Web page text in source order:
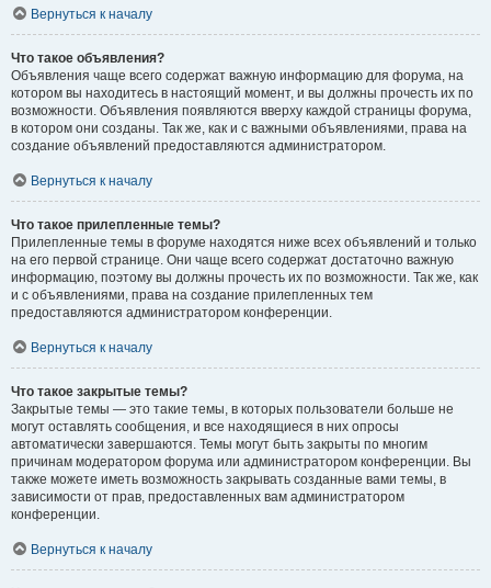
Вернуться к началу
Что такое объявления?
Объявления чаще всего содержат важную информацию для форума, на
котором вы находитесь в настоящий момент, и вы должны прочесть их по
возможности. Объявления появляются вверху каждой страницы форума,
в котором они созданы. Так же, как и с важными объявлениями, права на
создание объявлений предоставляются администратором.
Вернуться к началу
Что такое прилепленные темы?
Прилепленные темы в форуме находятся ниже всех объявлений и только
на его первой странице. Они чаще всего содержат достаточно важную
информацию, поэтому вы должны прочесть их по возможности. Так же, как
и с объявлениями, права на создание прилепленных тем
предоставляются администратором конференции.
Вернуться к началу
Что такое закрытые темы?
Закрытые темы — это такие темы, в которых пользователи больше не
могут оставлять сообщения, и все находящиеся в них опросы
автоматически завершаются. Темы могут быть закрыты по многим
причинам модератором форума или администратором конференции. Вы
также можете иметь возможность закрывать созданные вами темы, в
зависимости от прав, предоставленных вам администратором
конференции.
Вернуться к началу